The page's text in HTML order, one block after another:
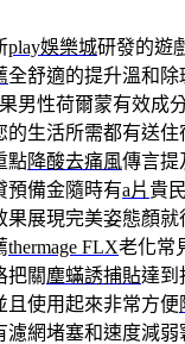
play娛樂城研發的遊
全舒適的提升溫和
男性荷爾蒙有效成
的生活所需都有送
點降酸去痛風傳言提
預備金隨時有a片貴
果展現完美姿態顏就
thermage FLX老化常
把關塵蟎誘捕貼達到
且使用起來非常方便
濾網堵塞和速度減